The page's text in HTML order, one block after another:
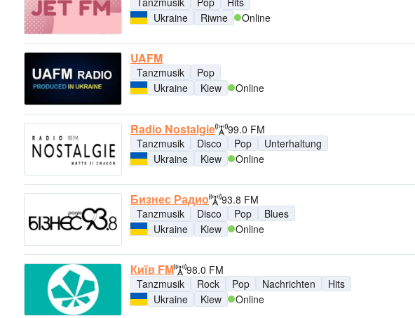
Ukraine
Riwne Online
UAFM
Tanzmusik
Pop
Ukraine
Kiew Online
Radio Nostalgie
99.0 FM
Tanzmusik
Disco Pop
Unterhaltung
Ukraine
Kiew Online
Бизнес Радио
93.8 FM
Tanzmusik
Disco Pop
Blues
Ukraine
Kiew Online
Київ FM
98.0 FM
Tanzmusik
Rock Pop Nachrichten
Hits
Ukraine
Kiew Online